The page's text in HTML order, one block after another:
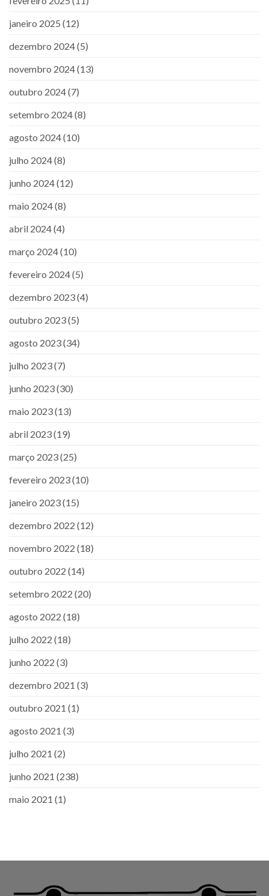
janeiro 2025 (12)
dezembro 2024(5)
novembro 2024(13)
outubro 2024(7)
setembro 2024(8)
agosto 2024(10)
julho 2024(8)
junho 2024(12)
maio 2024(8)
abril 2024(4)
março 2024(10)
fevereiro 2024(5)
dezembro 2023(4)
outubro 2023(5)
agosto 2023(34)
julho 2023(7)
junho 2023(30)
maio 2023(13)
abril 2023(19)
março 2023(25)
fevereiro 2023(10)
janeiro 2023(15)
dezembro 2022 (12)
novembro 2022 (18)
outubro 2022 (14)
setembro 2022 (20)
agosto 2022 (18)
julho 2022 (18)
junho 2022 (3)
dezembro 2021 (3)
outubro 2021 (1)
agosto 2021 (3)
julho 2021 (2)
junho 2021 (238)
maio 2021 (1)